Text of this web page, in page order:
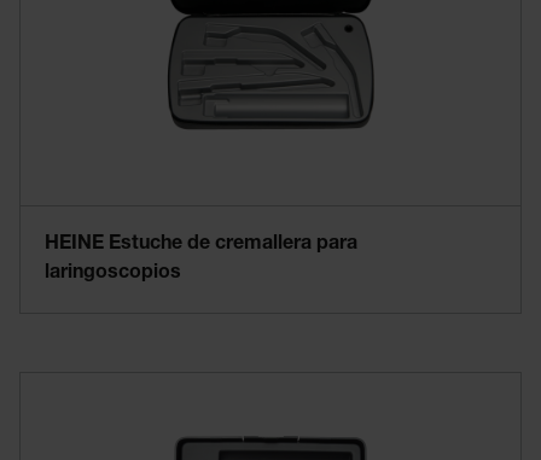
HEINE Estuche de cremallera para
laringoscopios